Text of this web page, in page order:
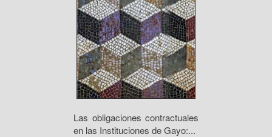
Las obligaciones contractuales
en las Instituciones de Gayo:...